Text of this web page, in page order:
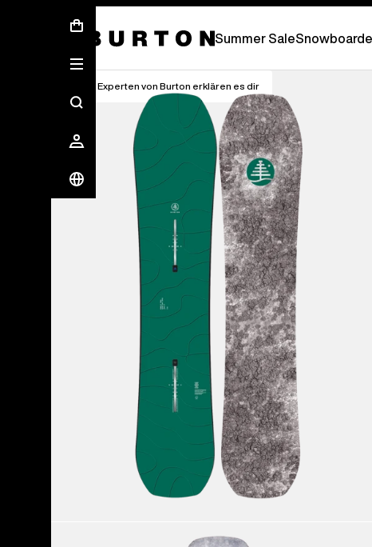
Summer Sale
Die Experten von Burton erklären es dir